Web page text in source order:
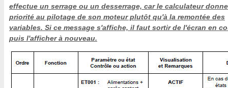
effectue un serrage ou un desserrage, car le calculateur
priorité au pilotage de son moteur plutôt qu'à la remontée des
variables. Si ce message s'affiche, il faut sortir de l'écran en
puis l'afficher à nouveau.